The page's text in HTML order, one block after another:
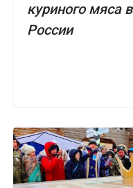
куриного мяса в
России